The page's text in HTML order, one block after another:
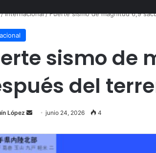
/Internacional/Fuerte sismo de magnitud 6,9
sismo de
del
López
Send
email
junio 24, 2026 4